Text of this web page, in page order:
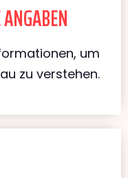
um
zu verstehen.